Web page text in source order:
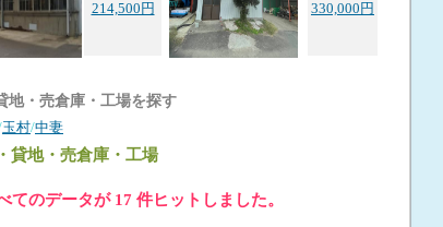
214,500円
330,000円
地・売倉庫・工場を探す
玉村/中妻
貸地・売倉庫・工場
てのデータが 17 件ヒットしました。